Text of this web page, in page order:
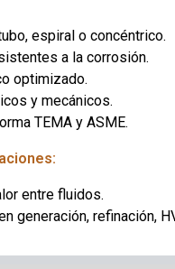
espiral o concéntrico.
a la corrosión.
optimizado.
y mecánicos.
TEMA y ASME.
entre fluidos.
generación, refinación,